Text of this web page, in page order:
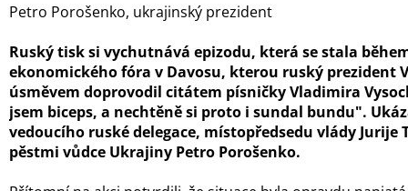
Petro Porošenko, ukrajinský prezident
Ruský tisk si vychutnává epizodu, která se stala
ekonomického fóra v Davosu, kterou ruský prezident
úsměvem doprovodil citátem písničky Vladimira
jsem biceps, a nechtěně si proto i sundal bundu".
vedoucího ruské delegace, místopředsedu vlády Jurije
pěstmi vůdce Ukrajiny Petro Porošenko.